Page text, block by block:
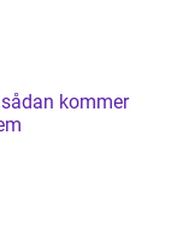
kommer